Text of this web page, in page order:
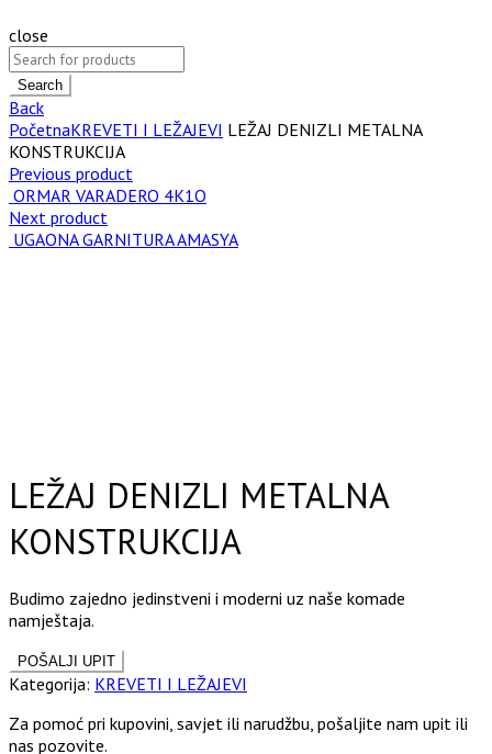
close
Search
Back
PočetnaKREVETI I LEŽAJEVI LEŽAJ DENIZLI METALNA
KONSTRUKCIJA
Previous product
ORMAR VARADERO 4K1O
Next product
UGAONA GARNITURA AMASYA
LEŽAJ DENIZLI METALNA
KONSTRUKCIJA
Budimo zajedno jedinstveni i moderni uz naše komade
namještaja.
Kategorija: KREVETI I LEŽAJEVI
Za pomoć pri kupovini, savjet ili narudžbu, pošaljite nam upit ili
nas pozovite.